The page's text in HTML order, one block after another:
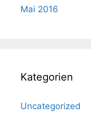
Mai 2016
Kategorien
Uncategorized